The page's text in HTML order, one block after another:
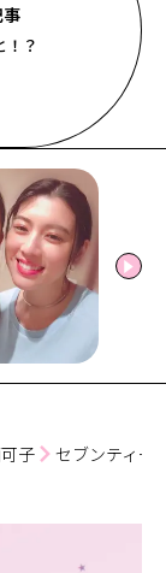
？
子 セブンティー